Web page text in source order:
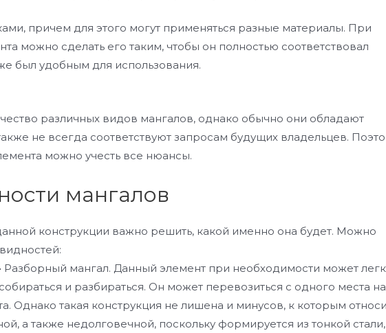
причем для этого могут применяться разные материалы. При
можно сделать его таким, чтобы он полностью соответствовал
был удобным для использования.
различных видов мангалов, однако обычно они обладают
не всегда соответствуют запросам будущих владельцев.
можно учесть все нюансы.
мангалов
конструкции важно решить, какой именно она будет. Можно
• Разборный мангал. Данный элемент при необходимости может
собираться и разбираться. Он может перевозиться с одного места на
Однако такая конструкция не лишена и минусов, к которым
а также недолговечной, поскольку формируется из тонкой стали,